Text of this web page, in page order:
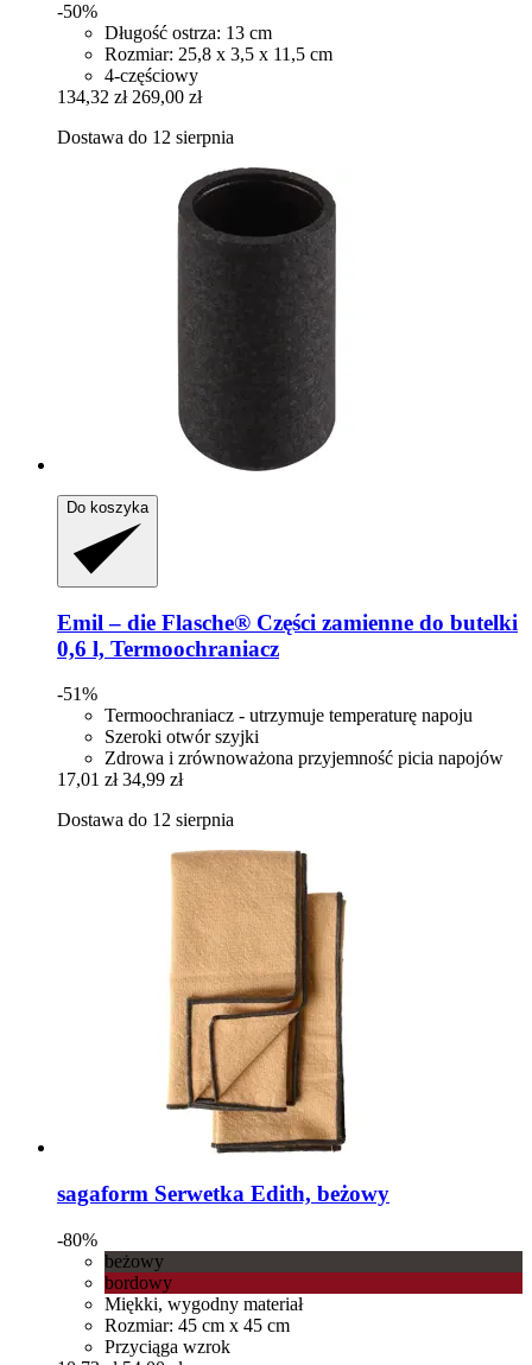
-50%
Długość ostrza: 13 cm
Rozmiar: 25,8 x 3,5 x 11,5 cm
4-częściowy
134,32 zł 269,00 zł
Dostawa do 12 sierpnia
Do koszyka
Emil – die Flasche® Części zamienne do butelki
0,6 l, Termoochraniacz
-51%
Termoochraniacz - utrzymuje temperaturę napoju
Szeroki otwór szyjki
Zdrowa i zrównoważona przyjemność picia napojów
17,01 zł 34,99 zł
Dostawa do 12 sierpnia
sagaform Serwetka Edith, beżowy
-80%
beżowy
bordowy
Miękki, wygodny materiał
Rozmiar: 45 cm x 45 cm
Przyciąga wzrok